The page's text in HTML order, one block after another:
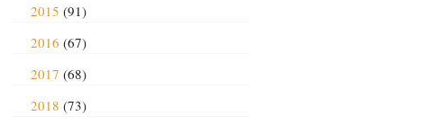
2015 (91)
2016 (67)
2017 (68)
2018 (73)